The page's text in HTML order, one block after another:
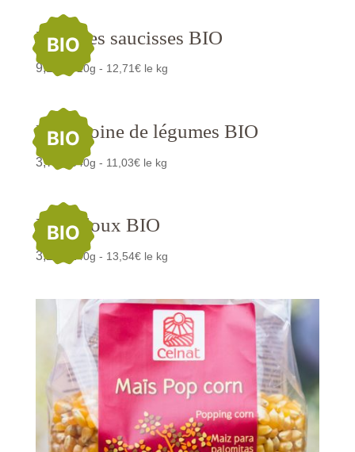
BIO
Lentilles saucisses BIO
9,15 /720g - 12,71€ le kg
BIO
Macédoine de légumes BIO
3,75 /340g - 11,03€ le kg
BIO
Maïs doux BIO
3,25 /240g - 13,54€ le kg